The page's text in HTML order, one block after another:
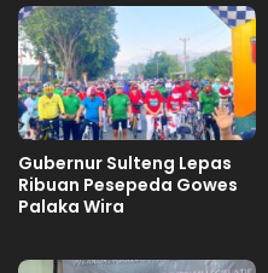
Gubernur Sulteng Lepas
Ribuan Pesepeda Gowes
Palaka Wira